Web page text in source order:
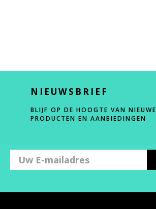
NIEUWSBRIEF
BLIJF OP DE HOOGTE VAN NIEUWE
PRODUCTEN EN AANBIEDINGEN